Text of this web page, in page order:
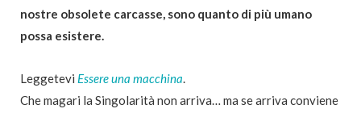
nostre obsolete carcasse, sono quanto di più umano
possa esistere.
Leggetevi Essere una macchina.
Che magari la Singolarità non arriva… ma se arriva conviene